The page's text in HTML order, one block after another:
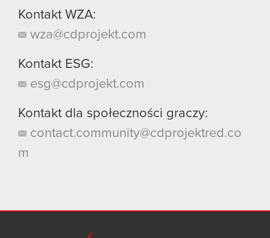
Kontakt WZA:
wza@cdprojekt.com
Kontakt ESG:
esg@cdprojekt.com
Kontakt dla społeczności graczy:
contact.community@cdprojektred.co
m